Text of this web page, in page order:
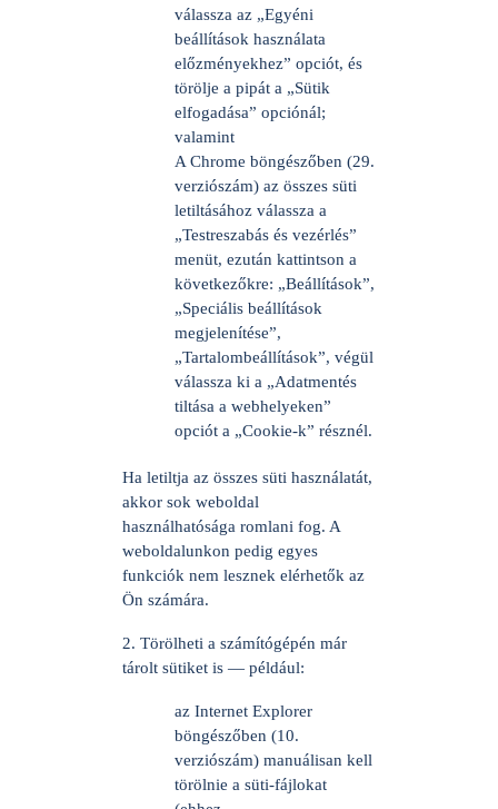
válassza az „Egyéni
beállítások használata
előzményekhez” opciót, és
törölje a pipát a „Sütik
elfogadása” opciónál;
valamint
A Chrome böngészőben (29.
verziószám) az összes süti
letiltásához válassza a
„Testreszabás és vezérlés”
menüt, ezután kattintson a
következőkre: „Beállítások”,
„Speciális beállítások
megjelenítése”,
„Tartalombeállítások”, végül
válassza ki a „Adatmentés
tiltása a webhelyeken”
opciót a „Cookie-k” résznél.
Ha letiltja az összes süti használatát,
akkor sok weboldal
használhatósága romlani fog. A
weboldalunkon pedig egyes
funkciók nem lesznek elérhetők az
Ön számára.
2. Törölheti a számítógépén már
tárolt sütiket is — például:
az Internet Explorer
böngészőben (10.
verziószám) manuálisan kell
törölnie a süti-fájlokat